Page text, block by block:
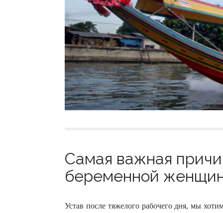
Самая важная
беременной
Устав после тяжелого рабочего дня, мы